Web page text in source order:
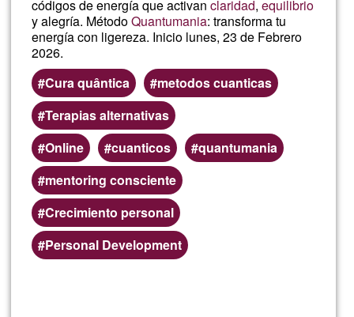
códigos de energía que activanclaridad,equilibrio
y alegría. MétodoQuantumania: transforma tu
energía con ligereza. Inicio lunes, 23 de Febrero
2026.
Cura quântica
metodos cuanticas
Terapias alternativas
Online
cuanticos
quantumania
mentoring consciente
Crecimiento personal
Personal Development